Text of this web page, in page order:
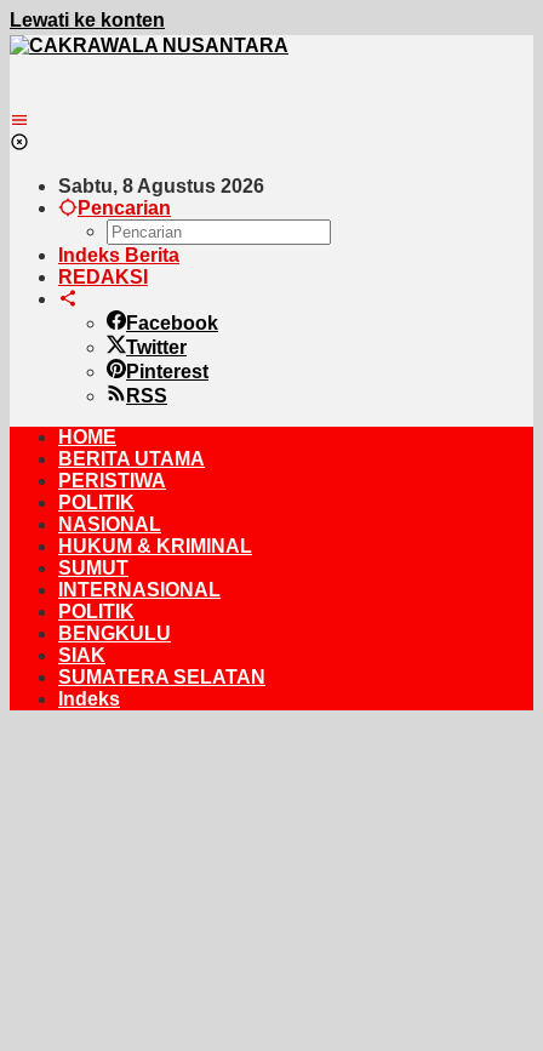
Lewati ke konten
Sabtu, 8 Agustus 2026
Pencarian
Indeks Berita
REDAKSI
Facebook
Twitter
Pinterest
RSS
HOME
BERITA UTAMA
PERISTIWA
POLITIK
NASIONAL
HUKUM & KRIMINAL
SUMUT
INTERNASIONAL
POLITIK
BENGKULU
SIAK
SUMATERA SELATAN
Indeks